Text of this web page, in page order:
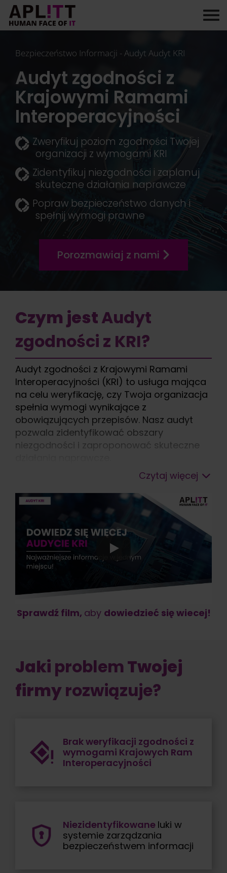
Skip
content
Bezpieczeństwo Informacji - Audyt Audyt KRI
Audyt zgodności z
Krajowymi Ramami
Interoperacyjności
Zweryfikuj poziom zgodności Twojej
organizacji z wymogami KRI
Zidentyfikuj niezgodności i zaplanuj
skuteczne działania naprawcze
Popraw bezpieczeństwo danych i
spełnij wymogi prawne
Porozmawiaj z nami
Czym jestAudyt
zgodności z KRI?
Audyt zgodności z Krajowymi Ramami
Interoperacyjności (KRI) to usługa mająca
na celu weryfikację, czy Twoja organizacja
spełnia wymogi wynikające z
obowiązujących przepisów. Nasz audyt
pozwala zidentyfikować obszary
niezgodności i zaproponować skuteczne
Czytaj więcej
Sprawdź film, aby dowiedzieć się wiecej!
Jaki problemTwojej
firmyrozwiązuje?
Brak weryfikacji zgodności z
wymogami Krajowych Ram
Interoperacyjności
Niezidentyfikowane luki w
systemie zarządzania
bezpieczeństwem informacji